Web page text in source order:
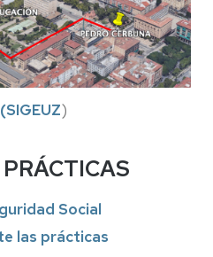
)
Social
las prácticas